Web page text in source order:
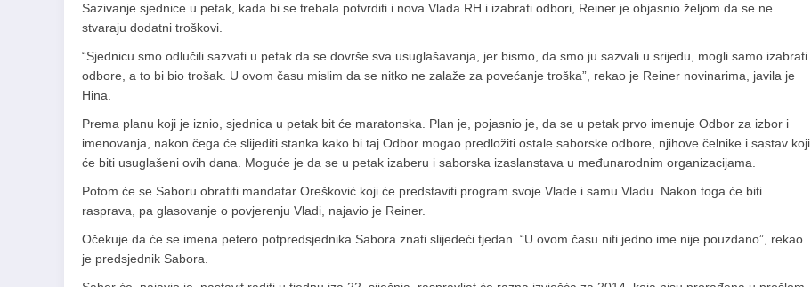
Sazivanje sjednice u petak, kada bi se trebala potvrditi i nova Vlada RH i izabrati odbori, Reiner je objasnio željom da se ne
stvaraju dodatni troškovi.
“Sjednicu smo odlučili sazvati u petak da se dovrše sva usuglašavanja, jer bismo, da smo ju sazvali u srijedu, mogli samo izabrati
odbore, a to bi bio trošak. U ovom času mislim da se nitko ne zalaže za povećanje troška”, rekao je Reiner novinarima, javila je
Hina.
Prema planu koji je iznio, sjednica u petak bit će maratonska. Plan je, pojasnio je, da se u petak prvo imenuje Odbor za izbor i
imenovanja, nakon čega će slijediti stanka kako bi taj Odbor mogao predložiti ostale saborske odbore, njihove čelnike i sastav koji
će biti usuglašeni ovih dana. Moguće je da se u petak izaberu i saborska izaslanstava u međunarodnim organizacijama.
Potom će se Saboru obratiti mandatar Orešković koji će predstaviti program svoje Vlade i samu Vladu. Nakon toga će biti
rasprava, pa glasovanje o povjerenju Vladi, najavio je Reiner.
Očekuje da će se imena petero potpredsjednika Sabora znati slijedeći tjedan. “U ovom času niti jedno ime nije pouzdano”, rekao
je predsjednik Sabora.